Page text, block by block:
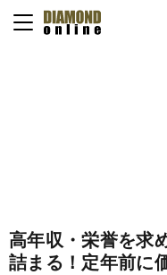
高年収・栄誉を求
詰まる！定年前に